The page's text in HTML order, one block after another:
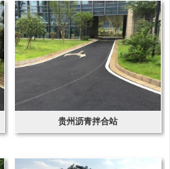
贵州沥青拌合站